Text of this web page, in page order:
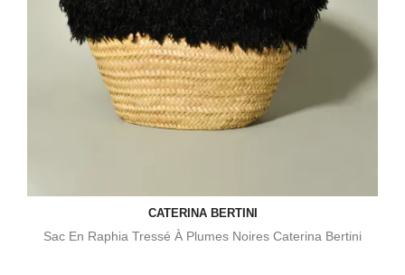
CATERINA BERTINI
Sac En Raphia Tressé À Plumes Noires Caterina Bertini